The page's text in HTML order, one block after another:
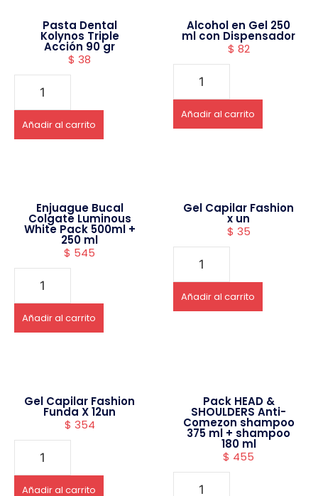
Pasta Dental
Kolynos Triple
Acción 90 gr
$ 38
Añadir al carrito
Alcohol en Gel 250
ml con Dispensador
$ 82
Añadir al carrito
Enjuague Bucal
Colgate Luminous
White Pack 500ml +
250 ml
$ 545
Añadir al carrito
Gel Capilar Fashion
x un
$ 35
Añadir al carrito
Gel Capilar Fashion
Funda X 12un
$ 354
Añadir al carrito
Pack HEAD &
SHOULDERS Anti-
Comezon shampoo
375 ml + shampoo
180 ml
$ 455